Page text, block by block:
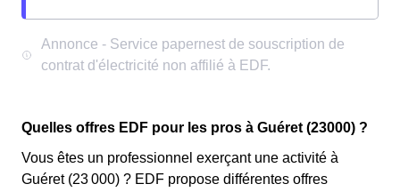
Quelles offres EDF pour les pros à Guéret (23000) ?
Vous êtes un professionnel exerçant une activité à
Guéret (23 000) ? EDF propose différentes offres